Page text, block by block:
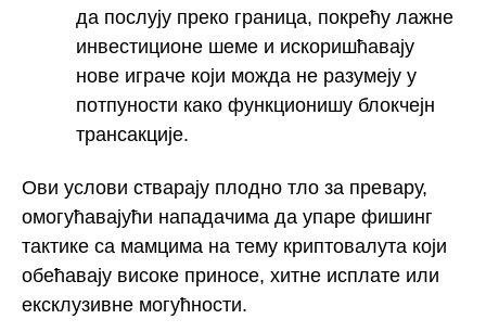
да послују преко граница, покрећу лажне
инвестиционе шеме и искоришћавају
нове играче који можда не разумеју у
потпуности како функционишу блокчејн
трансакције.
Ови услови стварају плодно тло за превару,
омогућавајући нападачима да упаре фишинг
тактике са мамцима на тему криптовалута који
обећавају високе приносе, хитне исплате или
ексклузивне могућности.